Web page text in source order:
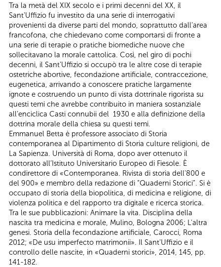
Tra la metà del XIX secolo e i primi decenni del XX, il
Sant’Uffizio fu investito da una serie di interrogativi
provenienti da diverse parti del mondo, soprattutto dall’area
francofona, che chiedevano come comportarsi di fronte a
una serie di terapie o pratiche biomediche nuove che
sollecitavano la morale cattolica. Così, nel giro di pochi
decenni, il Sant’Uffizio si occupò tra le altre cose di terapie
ostetriche abortive, fecondazione artificiale, contraccezione,
eugenetica, arrivando a conoscere pratiche largamente
ignote e costruendo un punto di vista dottrinale rigorista su
questi temi che avrebbe contribuito in maniera sostanziale
all’enciclica Casti connubii del 1930 e alla definizione della
dottrina morale della chiesa su questi temi.
Emmanuel Betta è professore associato di Storia
contemporanea al Dipartimento di Storia culture religioni, de
La Sapienza. Università di Roma, dopo aver ottenuto il
dottorato all’Istituto Universitario Europeo di Fiesole. È
condirettore di «Contemporanea. Rivista di storia dell'800 e
del 900» e membro della redazione di “Quaderni Storici”. Si è
occupato di storia della biopolitica, di medicina e religione, di
violenza politica e del rapporto tra digitale e ricerca storica.
Tra le sue pubblicazioni: Animare la vita. Disciplina della
nascita tra medicina e morale, Mulino, Bologna 2006; L'altra
genesi. Storia della fecondazione artificiale, Carocci, Roma
2012; «De usu imperfecto matrimonii». Il Sant'Uffizio e il
controllo delle nascite, in «Quaderni storici», 2014, 145, pp.
141-182.